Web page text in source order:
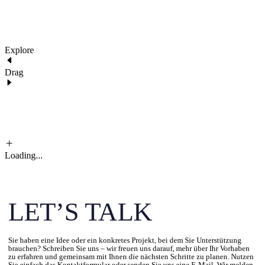
Explore
Drag
Loading...
LET’S TALK
Sie haben eine Idee oder ein konkretes Projekt, bei dem Sie Unterstützung
brauchen? Schreiben Sie uns – wir freuen uns darauf, mehr über Ihr Vorhaben
zu erfahren und gemeinsam mit Ihnen die nächsten Schritte zu planen. Nutzen